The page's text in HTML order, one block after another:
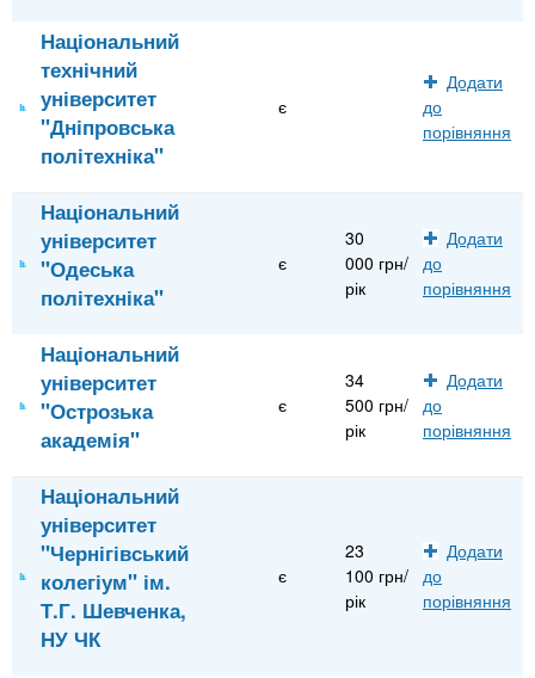
Національний
технічний
університет
"Дніпровська
політехніка"
є
Додати
до
порівняння
Національний
університет
"Одеська
політехніка"
є
30
000 грн/
рік
Додати
до
порівняння
Національний
університет
"Острозька
академія"
є
34
500 грн/
рік
Додати
до
порівняння
Національний
університет
"Чернігівський
колегіум" ім.
Т.Г. Шевченка,
НУ ЧК
є
23
100 грн/
рік
Додати
до
порівняння